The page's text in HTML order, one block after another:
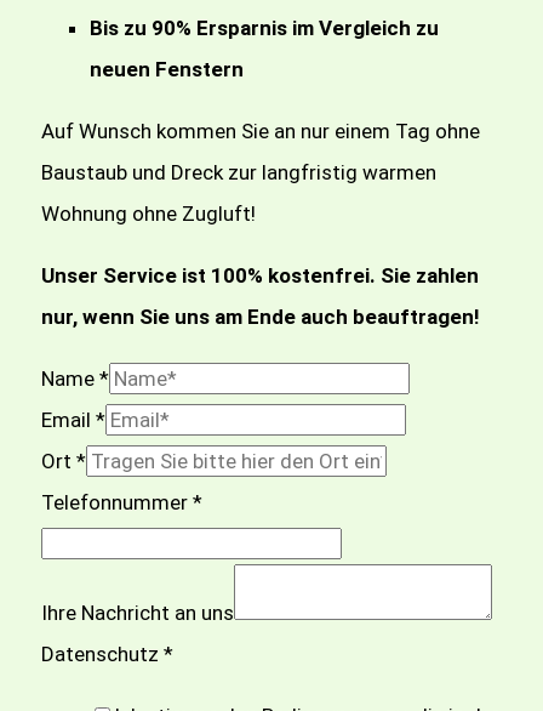
Bis zu 90% Ersparnis im Vergleich zu
neuen Fenstern
Auf Wunsch kommen Sie an nur einem Tag ohne
Baustaub und Dreck zur langfristig warmen
Wohnung ohne Zugluft!
Unser Service ist 100% kostenfrei. Sie zahlen
nur, wenn Sie uns am Ende auch beauftragen!
Name*
Email*
Ort*
Telefonnummer*
e
l
Ihre Nachricht an uns
Datenschutz*